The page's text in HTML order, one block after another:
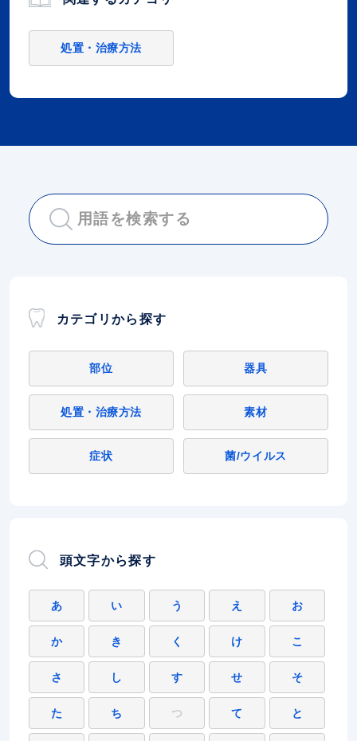
処置・治療方法
カテゴリから探す
部位 器具
処置・治療方法 素材
症状 菌/ウイルス
頭文字から探す
あ い う え お
か き く け こ
さ し す せ そ
た ち つ て と